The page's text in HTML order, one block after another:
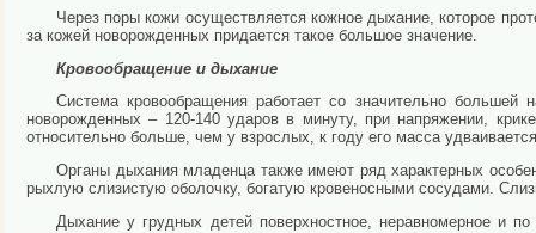
Через поры кожи осуществляется кожное дыхание, которое
за кожей новорожденных придается такое большое значение.
Кровообращение и дыхание
Система кровообращения работает со значительно большей
новорожденных – 120-140 ударов в минуту, при напряжении,
относительно больше, чем у взрослых, к году его масса
Органы дыхания младенца также имеют ряд характерных
рыхлую слизистую оболочку, богатую кровеносными сосудами.
Дыхание у грудных детей поверхностное, неравномерное и